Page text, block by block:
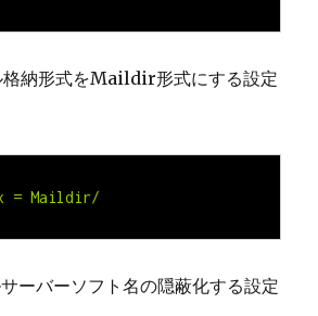
格納形式をMaildir形式にする設定
= Maildir/
ーバーソフト名の隠蔽化する設定